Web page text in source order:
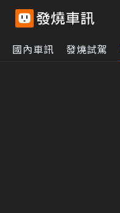
國內車訊 發燒試駕